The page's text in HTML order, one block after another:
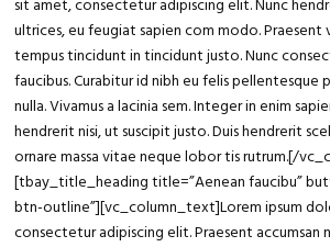
ultrices, eu feugiat sapien com modo. Praesent
tempus tincidunt in tincidunt justo. Nunc
faucibus. Curabitur id nibh eu felis pellentesque
nulla. Vivamus a lacinia sem. Integer in enim
hendrerit nisi, ut suscipit justo. Duis hendrerit
ornare massa vitae neque lobor tis rutrum.[/
[tbay_title_heading title=”Aenean faucibu”
btn-outline”][vc_column_text]Lorem ipsum
consectetur adipiscing elit. Praesent accumsan